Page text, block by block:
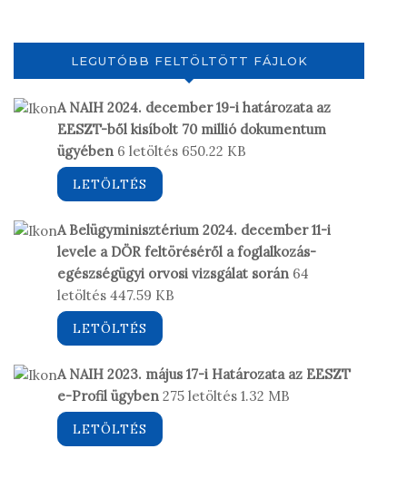
LEGUTÓBB FELTÖLTÖTT FÁJLOK
A NAIH 2024. december 19-i határozata az
EESZT-ből kisíbolt 70 millió dokumentum
ügyében 6 letöltés 650.22 KB
LETÖLTÉS
A Belügyminisztérium 2024. december 11-i
levele a DÖR feltöréséről a foglalkozás-
egészségügyi orvosi vizsgálat során 64
letöltés 447.59 KB
LETÖLTÉS
A NAIH 2023. május 17-i Határozata az EESZT
e-Profil ügyben 275 letöltés 1.32 MB
LETÖLTÉS